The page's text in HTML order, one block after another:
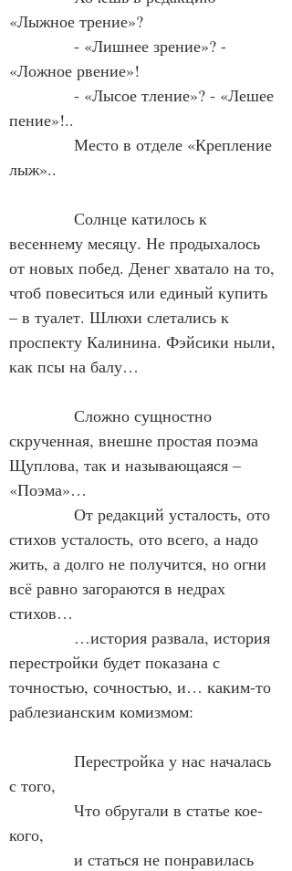
«Лыжное трение»?
- «Лишнее зрение»? -
«Ложное рвение»!
- «Лысое тление»? - «Лешее
пение»!..
Место в отделе «Крепление
лыж»..
Солнце катилось к
весеннему месяцу. Не продыхалось
от новых побед. Денег хватало на то,
чтоб повеситься или единый купить
– в туалет. Шлюхи слетались к
проспекту Калинина. Фэйсики ныли,
как псы на балу…
Сложно сущностно
скрученная, внешне простая поэма
Щуплова, так и называющаяся –
«Поэма»…
От редакций усталость, ото
стихов усталость, ото всего, а надо
жить, а долго не получится, но огни
всё равно загораются в недрах
стихов…
…история развала, история
перестройки будет показана с
точностью, сочностью, и… каким-то
раблезианским комизмом:
Перестройка у нас началась
с того,
Что обругали в статье кое-
кого,
и статься не понравилась